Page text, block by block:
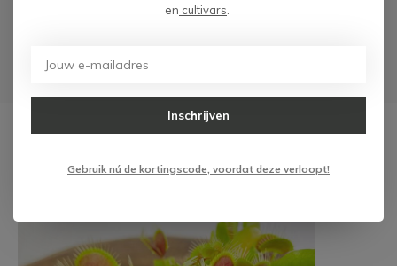
en cultivars
Inschrijven
Gebruik nú de kortingscode, voordat deze verloopt!